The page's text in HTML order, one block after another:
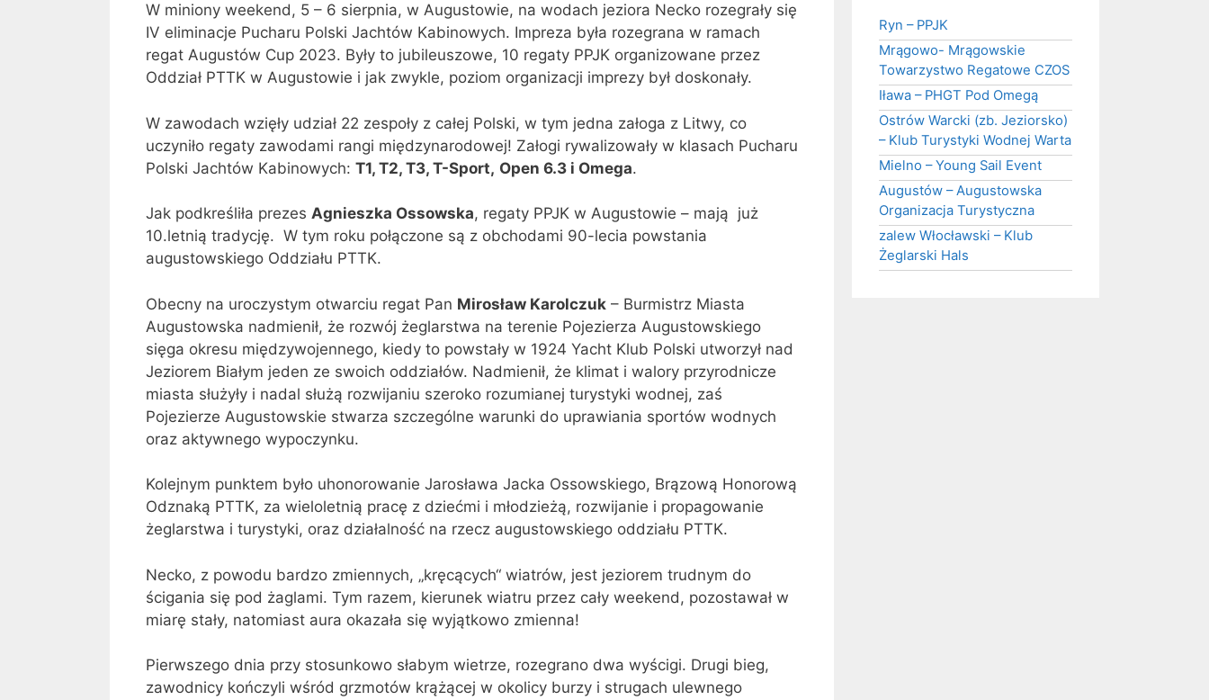
W miniony weekend, 5 – 6 sierpnia, w Augustowie, na wodach jeziora Necko rozegrały się
IV eliminacje Pucharu Polski Jachtów Kabinowych. Impreza była rozegrana w ramach
regat Augustów Cup 2023. Były to jubileuszowe, 10 regaty PPJK organizowane przez
Oddział PTTK w Augustowie i jak zwykle, poziom organizacji imprezy był doskonały.
W zawodach wzięły udział 22 zespoły z całej Polski, w tym jedna załoga z Litwy, co
uczyniło regaty zawodami rangi międzynarodowej! Załogi rywalizowały w klasach Pucharu
Polski Jachtów Kabinowych: T1, T2, T3, T-Sport, Open 6.3 i Omega.
Jak podkreśliła prezes Agnieszka Ossowska, regaty PPJK w Augustowie – mają już
10.letnią tradycję. W tym roku połączone są z obchodami 90-lecia powstania
augustowskiego Oddziału PTTK.
Obecny na uroczystym otwarciu regat Pan Mirosław Karolczuk – Burmistrz Miasta
Augustowska nadmienił, że rozwój żeglarstwa na terenie Pojezierza Augustowskiego
sięga okresu międzywojennego, kiedy to powstały w 1924 Yacht Klub Polski utworzył nad
Jeziorem Białym jeden ze swoich oddziałów. Nadmienił, że klimat i walory przyrodnicze
miasta służyły i nadal służą rozwijaniu szeroko rozumianej turystyki wodnej, zaś
Pojezierze Augustowskie stwarza szczególne warunki do uprawiania sportów wodnych
oraz aktywnego wypoczynku.
Kolejnym punktem było uhonorowanie Jarosława Jacka Ossowskiego, Brązową Honorową
Odznaką PTTK, za wieloletnią pracę z dziećmi i młodzieżą, rozwijanie i propagowanie
żeglarstwa i turystyki, oraz działalność na rzecz augustowskiego oddziału PTTK.
Necko, z powodu bardzo zmiennych, „kręcących“ wiatrów, jest jeziorem trudnym do
ścigania się pod żaglami. Tym razem, kierunek wiatru przez cały weekend, pozostawał w
miarę stały, natomiast aura okazała się wyjątkowo zmienna!
Pierwszego dnia przy stosunkowo słabym wietrze, rozegrano dwa wyścigi. Drugi bieg,
zawodnicy kończyli wśród grzmotów krążącej w okolicy burzy i strugach ulewnego
Ryn – PPJK
Mrągowo- Mrągowskie
Towarzystwo Regatowe CZOS
Iława – PHGT Pod Omegą
Ostrów Warcki (zb. Jeziorsko)
– Klub Turystyki Wodnej Warta
Mielno – Young Sail Event
Augustów – Augustowska
Organizacja Turystyczna
zalew Włocławski – Klub
Żeglarski Hals